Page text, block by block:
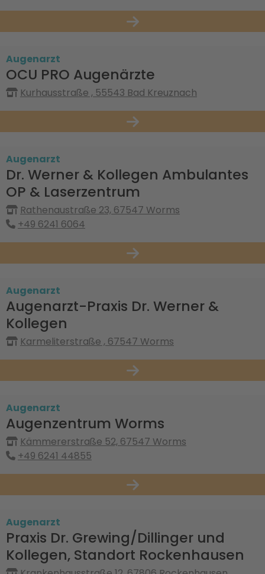
Augenarzt
OCU PRO Augenärzte
Kurhausstraße , 55543 Bad Kreuznach
Augenarzt
Dr. Werner & Kollegen Ambulantes
OP & Laserzentrum
Rathenaustraße 23, 67547 Worms
+49 6241 6064
Augenarzt
Augenarzt-Praxis Dr. Werner &
Kollegen
Karmeliterstraße , 67547 Worms
Augenarzt
Augenzentrum Worms
Kämmererstraße 52, 67547 Worms
+49 6241 44855
Augenarzt
Praxis Dr. Grewing/Dillinger und
Kollegen, Standort Rockenhausen